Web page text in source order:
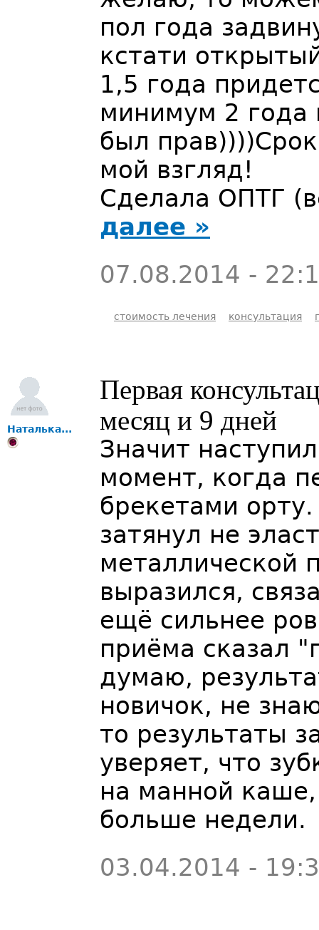
пол года
кстати
1,5 года
минимум 2 года
был
мой взгляд!
Сделала ОПТГ
далее »
07.08.2014 -
стоимость лечения консультация
Наталька...
Первая
месяц и 9 дней
Значит
момент, когда
брекетами
затянул не
металлической
выразился,
ещё сильнее
приёма сказал
думаю,
новичок, не
то результаты
уверяет, что
на манной
больше недели.
03.04.2014 -